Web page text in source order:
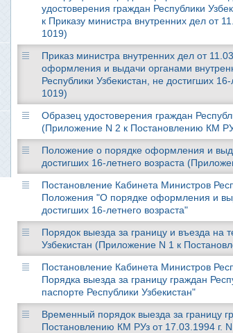
удостоверения граждан Республики
к Приказу министра внутренних дел от
1019)
Приказ министра внутренних дел от
оформления и выдачи органами
Республики Узбекистан, не достигших
1019)
Образец удостоверения граждан
(Приложение N 2 к Постановлению КМ
Положение о порядке оформления и
достигших 16-летнего возраста
Постановление Кабинета Министров
Положения "О порядке оформления и
достигших 16-летнего возраста"
Порядок выезда за границу и въезда на
Узбекистан (Приложение N 1 к
Постановление Кабинета Министров
Порядка выезда за границу граждан
паспорте Республики Узбекистан"
Временный порядок выезда за границу
Постановлению КМ РУз от 17.03.1994 г.